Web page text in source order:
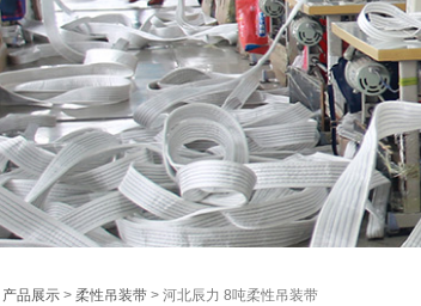
产品展示 >柔性吊装带 > 河北辰力 8吨柔性吊装带